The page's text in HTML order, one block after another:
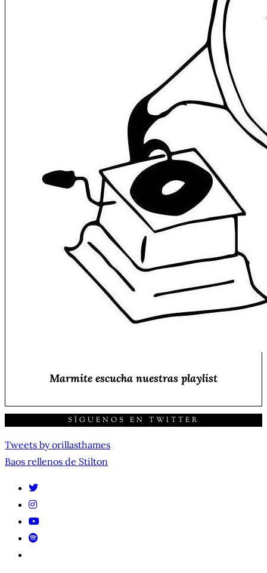
Marmite escucha nuestras playlist
SÍGUENOS EN TWITTER
Tweets by orillasthames
NAVEGACIÓN
ENTRADAS
Baos rellenos de Stilton